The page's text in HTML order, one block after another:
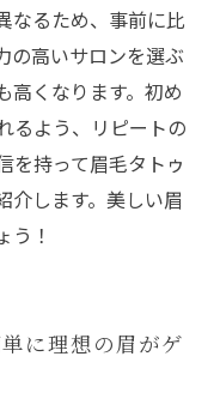
なるため、事前に比
の高いサロンを選ぶ
高くなります。初め
るよう、リピートの
を持って眉毛タトゥ
介します。美しい眉
う！
に理想の眉がゲ